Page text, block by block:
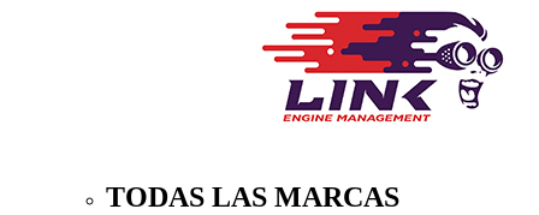
TODAS LAS MARCAS